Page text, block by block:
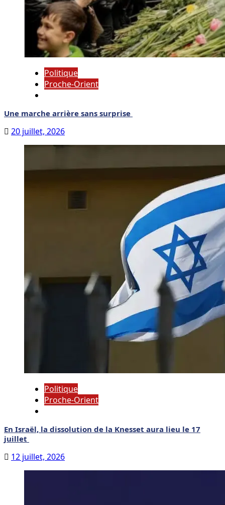
Politique
Proche-Orient
Une marche arrière sans surprise
20 juillet, 2026
Politique
Proche-Orient
En Israël, la dissolution de la Knesset aura lieu le 17
juillet
12 juillet, 2026